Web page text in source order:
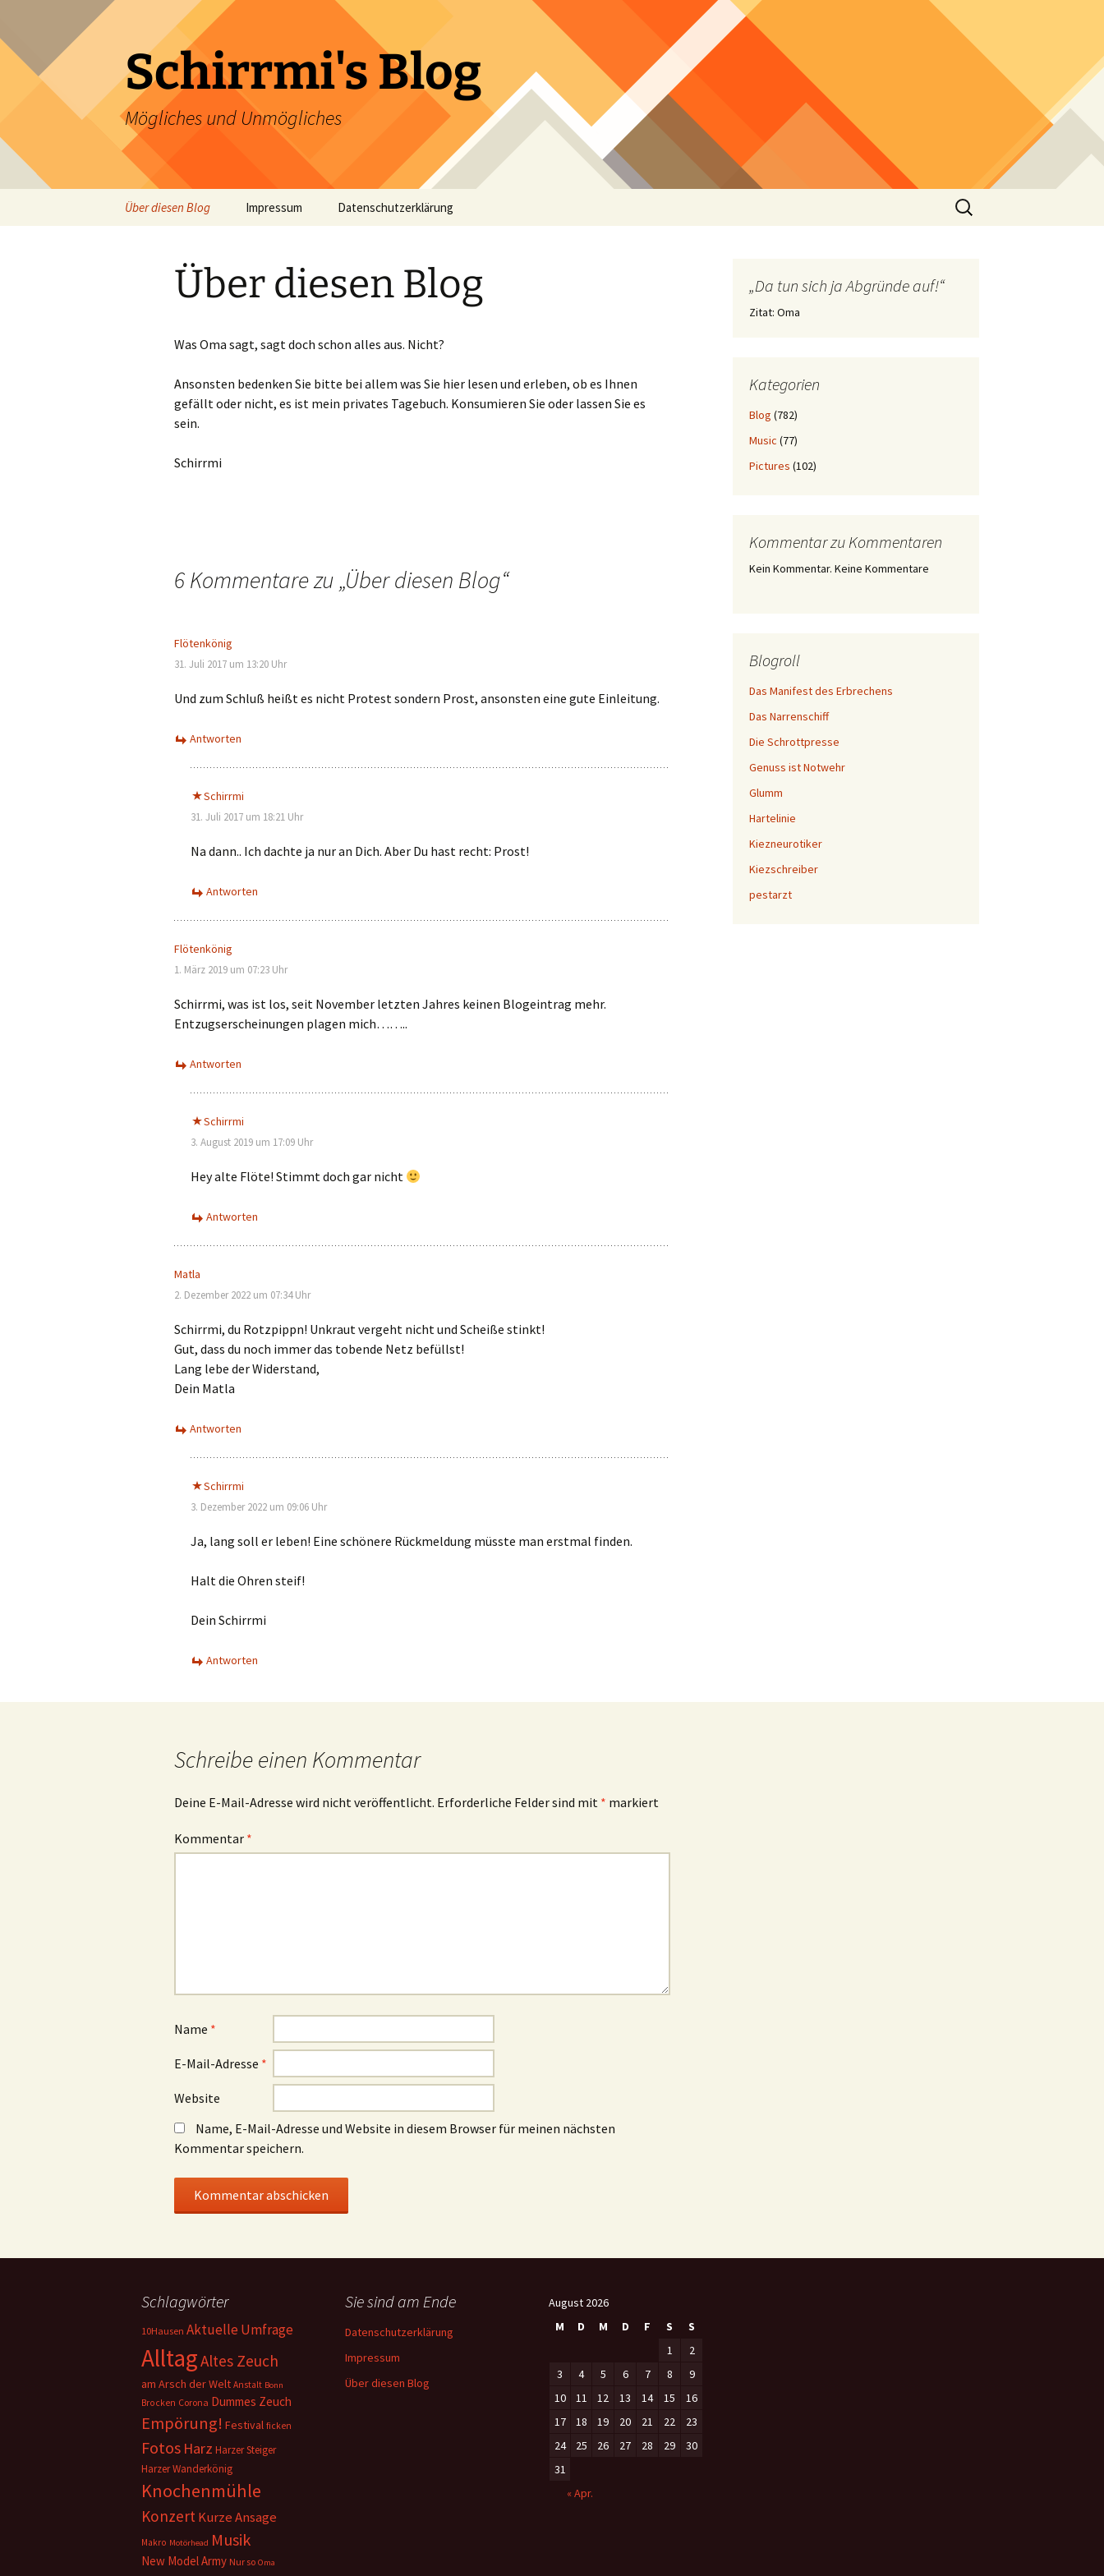
springen
Schirrmi's Blog
Mögliches und Unmögliches
Über diesen Blog Impressum Datenschutzerklärung
Suchen
nach:
Über diesen Blog
Was Oma sagt, sagt doch schon alles aus. Nicht?
Ansonsten bedenken Sie bitte bei allem was Sie hier lesen und erleben, ob es Ihnen
gefällt oder nicht, es ist mein privates Tagebuch. Konsumieren Sie oder lassen Sie es
sein.
Schirrmi
6 Kommentare zu „Über diesen Blog“
Flötenkönig
31. Juli 2017 um 13:20 Uhr
Und zum Schluß heißt es nicht Protest sondern Prost, ansonsten eine gute Einleitung.
Antworten
Schirrmi
31. Juli 2017 um 18:21 Uhr
Na dann.. Ich dachte ja nur an Dich. Aber Du hast recht: Prost!
Antworten
Flötenkönig
1. März 2019 um 07:23 Uhr
Schirrmi, was ist los, seit November letzten Jahres keinen Blogeintrag mehr.
Entzugserscheinungen plagen mich……..
Antworten
Schirrmi
3. August 2019 um 17:09 Uhr
Hey alte Flöte! Stimmt doch gar nicht
Antworten
Matla
2. Dezember 2022 um 07:34 Uhr
Schirrmi, du Rotzpippn! Unkraut vergeht nicht und Scheiße stinkt!
Gut, dass du noch immer das tobende Netz befüllst!
Lang lebe der Widerstand,
Dein Matla
Antworten
Schirrmi
3. Dezember 2022 um 09:06 Uhr
Ja, lang soll er leben! Eine schönere Rückmeldung müsste man erstmal finden.
Halt die Ohren steif!
Dein Schirrmi
Antworten
Schreibe einen Kommentar
Deine E-Mail-Adresse wird nicht veröffentlicht. Erforderliche Felder sind mit * markiert
Kommentar *
Name *
E-Mail-Adresse *
Website
Name, E-Mail-Adresse und Website in diesem Browser für meinen nächsten
Kommentar speichern.
„Da tun sich ja Abgründe auf!“
Zitat: Oma
Kategorien
Blog (782)
Music (77)
Pictures (102)
Kommentar zu Kommentaren
Kein Kommentar. Keine Kommentare
Blogroll
Das Manifest des Erbrechens
Das Narrenschiff
Die Schrottpresse
Genuss ist Notwehr
Glumm
Hartelinie
Kiezneurotiker
Kiezschreiber
pestarzt
Schlagwörter
10Hausen Aktuelle Umfrage
AlltagAltes Zeuch
am Arsch der Welt Anstalt Bonn
Brocken Corona Dummes Zeuch
Empörung! Festival ficken
Fotos Harz Harzer Steiger
Harzer Wanderkönig
Knochenmühle
KonzertKurze Ansage
Makro Motörhead Musik
New Model Army Nur so Oma
Sie sind am Ende
Datenschutzerklärung
Impressum
Über diesen Blog
August 2026
M
D M D F S
S
1
2
3
4 5 6 7 8
9
10
11 12 13 14 15
16
17
18 19 20 21 22
23
24
25 26 27 28 29
30
31
« Apr.